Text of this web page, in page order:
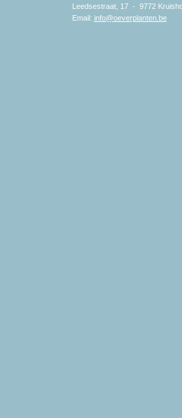
Leedsestraat, 17 - 9772
Email: info@oeverplanten.be